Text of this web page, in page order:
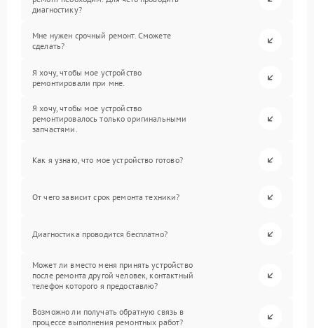
диагностику?
Мне нужен срочный ремонт. Сможете
сделать?
Я хочу, чтобы мое устройство
ремонтировали при мне.
Я хочу, чтобы мое устройство
ремонтировалось только оригинальными
запчастями.
Как я узнаю, что мое устройство готово?
От чего зависит срок ремонта техники?
Диагностика проводится бесплатно?
Может ли вместо меня принять устройство
после ремонта другой человек, контактный
телефон которого я предоставлю?
Возможно ли получать обратную связь в
процессе выполнения ремонтных работ?